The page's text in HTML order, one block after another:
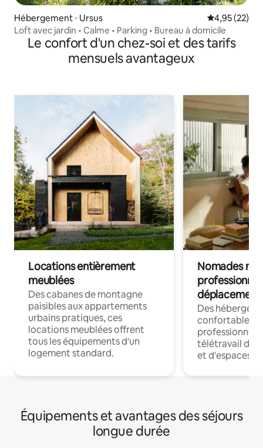
Hébergement ⋅ Ursus Évaluation
4,95 (22)
Loft avec jardin • Calme • Parking • Bureau à domicile
Le confort d'un chez-soi et des tarifs
mensuels avantageux
Locations entièrement
meublées
Des cabanes de montagne
paisibles aux appartements
urbains pratiques, ces
locations meublées offrent
tous les équipements d'un
logement standard.
Nomades
déplacement
Des
confortables
professionnels
télétravail
et d'espaces
Équipements et avantages des séjours
longue durée